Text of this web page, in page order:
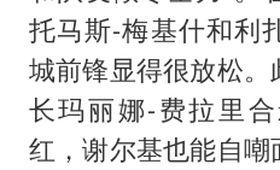
托马斯-梅基什和利
城前锋显得很放松
长玛丽娜-费拉里
红，谢尔基也能自